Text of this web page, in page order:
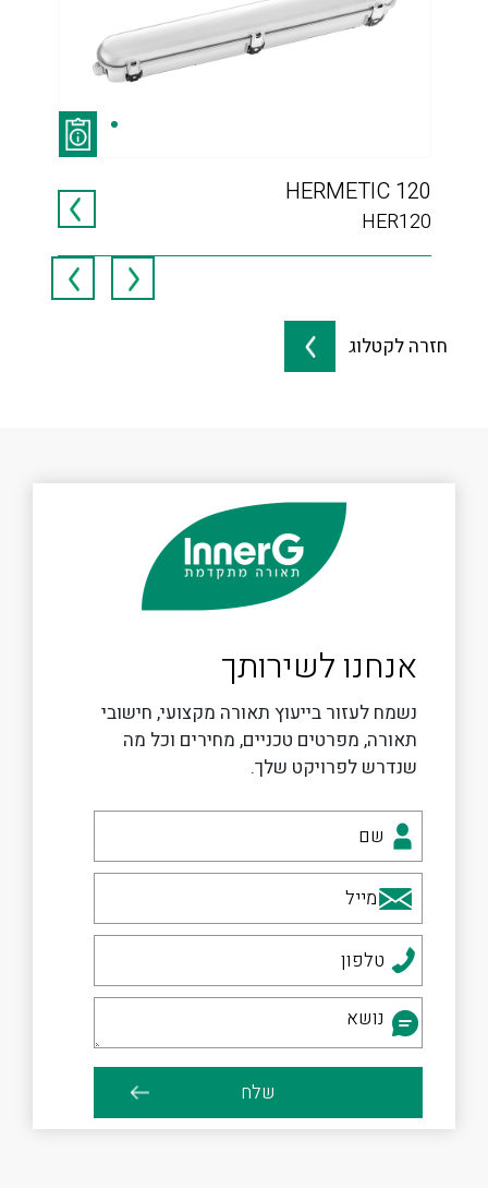
HERMETIC 120
HER120
חזרה לקטלוג
אנחנו לשירותך
נשמח לעזור בייעוץ תאורה מקצועי, חישובי
תאורה, מפרטים טכניים, מחירים וכל מה
שנדרש לפרויקט שלך.